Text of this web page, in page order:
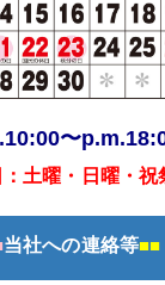
〜
土曜・日曜・祝
当社への連絡等■■